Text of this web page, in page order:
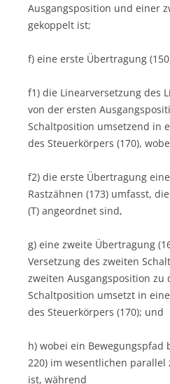
Ausgangsposition und einer
gekoppelt ist;
f) eine erste Übertragung
f1) die Linearversetzung des
von der ersten
Schaltposition umsetzend in
des Steuerkörpers (170),
f2) die erste Übertragung
Rastzähnen (173) umfasst,
(T) angeordnet sind,
g) eine zweite Übertragung
Versetzung des zweiten
zweiten Ausgangsposition zu
Schaltposition umsetzt in
des Steuerkörpers (170); und
h) wobei ein Bewegungspfad
220) im wesentlichen parallel
ist, während